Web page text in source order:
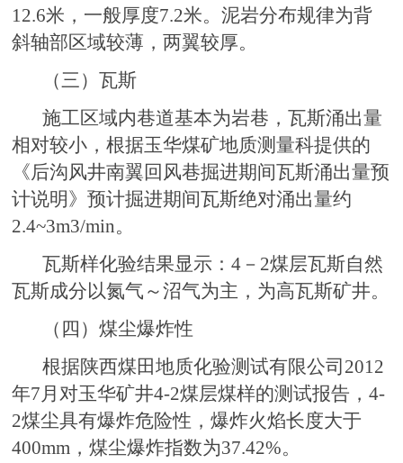
12.6米，一般厚度7.2米。泥岩分布规律为背
斜轴部区域较薄，两翼较厚。
（三）瓦斯
施工区域内巷道基本为岩巷，瓦斯涌出量
相对较小，根据玉华煤矿地质测量科提供的
《后沟风井南翼回风巷掘进期间瓦斯涌出量预
计说明》预计掘进期间瓦斯绝对涌出量约
2.4~3m3/min。
瓦斯样化验结果显示：4－2煤层瓦斯自然
瓦斯成分以氮气～沼气为主，为高瓦斯矿井。
（四）煤尘爆炸性
根据陕西煤田地质化验测试有限公司2012
年7月对玉华矿井4-2煤层煤样的测试报告，4-
2煤尘具有爆炸危险性，爆炸火焰长度大于
400mm，煤尘爆炸指数为37.42%。